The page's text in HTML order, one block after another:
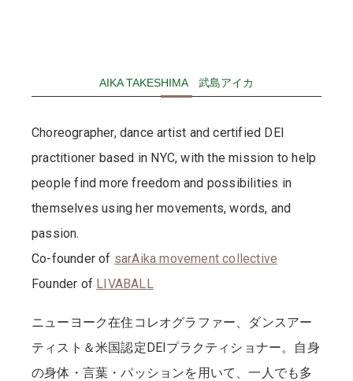
AIKA TAKESHIMA 武島アイカ
Choreographer, dance artist and certified DEI
practitioner based in NYC, with the mission to help
people find more freedom and possibilities in
themselves using her movements, words, and
passion.
Co-founder of sarAika movement collective
Founder of LIVABALL
ニューヨーク在住コレオグラファー、ダンスアー
ティスト＆米国認定DEIプラクティショナー。自身
の身体・言葉・パッションを用いて、一人でも多